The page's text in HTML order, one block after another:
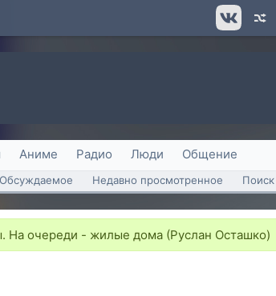
Аниме Радио Люди Общение
Обсуждаемое Недавно просмотренное Поиск
На очереди - жилые дома (Руслан Осташко)